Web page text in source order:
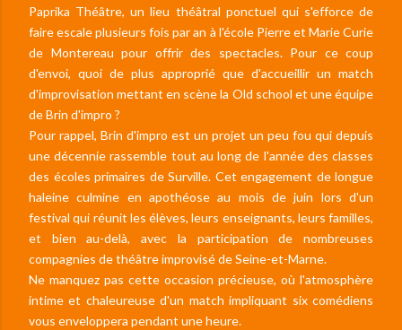
Paprika Théâtre, un lieu théâtral ponctuel qui s'efforce de
faire escale plusieurs fois par an à l'école Pierre et Marie Curie
de Montereau pour offrir des spectacles. Pour ce coup
d'envoi, quoi de plus approprié que d'accueillir un match
d'improvisation mettant en scène la Old school et une équipe
de Brin d'impro ?
Pour rappel, Brin d'impro est un projet un peu fou qui depuis
une décennie rassemble tout au long de l'année des classes
des écoles primaires de Surville. Cet engagement de longue
haleine culmine en apothéose au mois de juin lors d'un
festival qui réunit les élèves, leurs enseignants, leurs familles,
et bien au-delà, avec la participation de nombreuses
compagnies de théâtre improvisé de Seine-et-Marne.
Ne manquez pas cette occasion précieuse, où l'atmosphère
intime et chaleureuse d'un match impliquant six comédiens
vous enveloppera pendant une heure.